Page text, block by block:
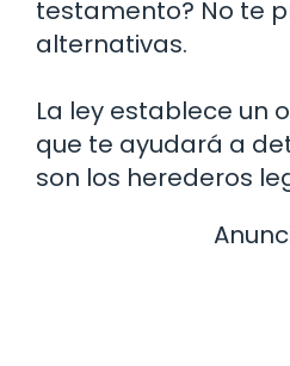
testamento? No te
alternativas.
La ley establece un
que te ayudará a
son los herederos